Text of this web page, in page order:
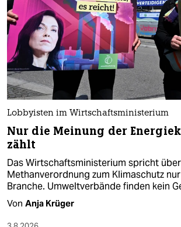
Lobbyisten im Wirtschaftsministerium
Nur die Meinung der
zählt
Das Wirtschaftsministerium spricht
Methanverordnung zum Klimaschutz
Branche. Umweltverbände finden kein
Von Anja Krüger